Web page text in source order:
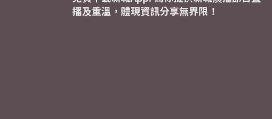
播及重溫，體現資訊分享無界限！